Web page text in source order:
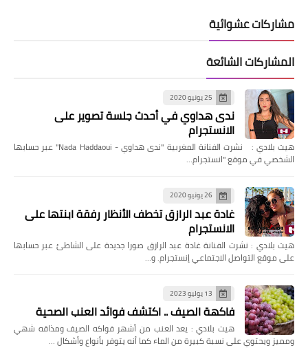
مشاركات عشوائية
المشاركات الشائعة
25 يونيو 2020
ندى هداوي في أحدث جلسة تصوير على
الانستجرام
هيت بلادي : نشرت الفنانة المغربية "ندى هداوي - Nada Haddaoui" عبر حسابها
الشخصي في موقع "انستجرام…
26 يونيو 2020
غادة عبد الرازق تخطف الأنظار رفقة ابنتها على
الانستجرام
هيت بلادي : نشرت الفنانة غادة عبد الرازق صورا جديدة على الشاطئ عبر حسابها
على موقع التواصل الاجتماعي إنستجرام. و…
13 يوليو 2023
فاكهة الصيف .. اكتشف فوائد العنب الصحية
هيت بلادي : يعد العنب من أشهر فواكه الصيف ومذاقه شهي
ومميز ويحتوي على نسبة كبيرة من الماء كما أنه يتوفر بأنواع وأشكال …